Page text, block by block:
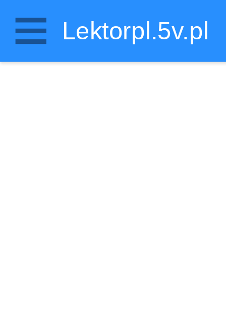
Lektorpl.5v.pl